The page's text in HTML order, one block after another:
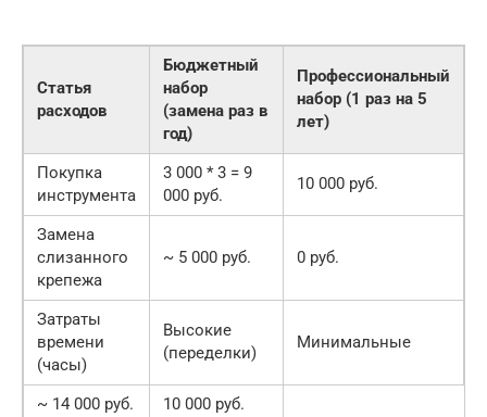
Статья
расходов
Бюджетный
набор
(замена раз в
год)
Профессиональный
набор (1 раз на 5
лет)
Покупка
инструмента
3 000 * 3 = 9
000 руб.
10 000 руб.
Замена
слизанного
крепежа
~ 5 000 руб. 0 руб.
Затраты
времени
(часы)
Высокие
(переделки)
Минимальные
~ 14 000 руб. 10 000 руб.